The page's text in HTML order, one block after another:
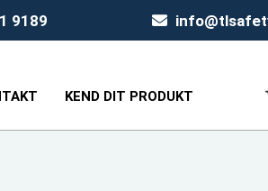
9189
KEND DIT PRODUKT